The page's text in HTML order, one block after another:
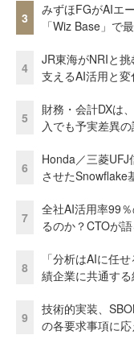
3
みずほFGがAIエ
「Wiz Base」で
4
JR東海がNRIと
支えるAI活用と
5
財務・会計DXは
入でも予実差異
6
Honda／三菱UFJ
させたSnowflake
7
全社AI活用率99
るのか？CTOが
8
「分析はAIに任
績企業に共通す
9
技術的実装、
の各要求事項に